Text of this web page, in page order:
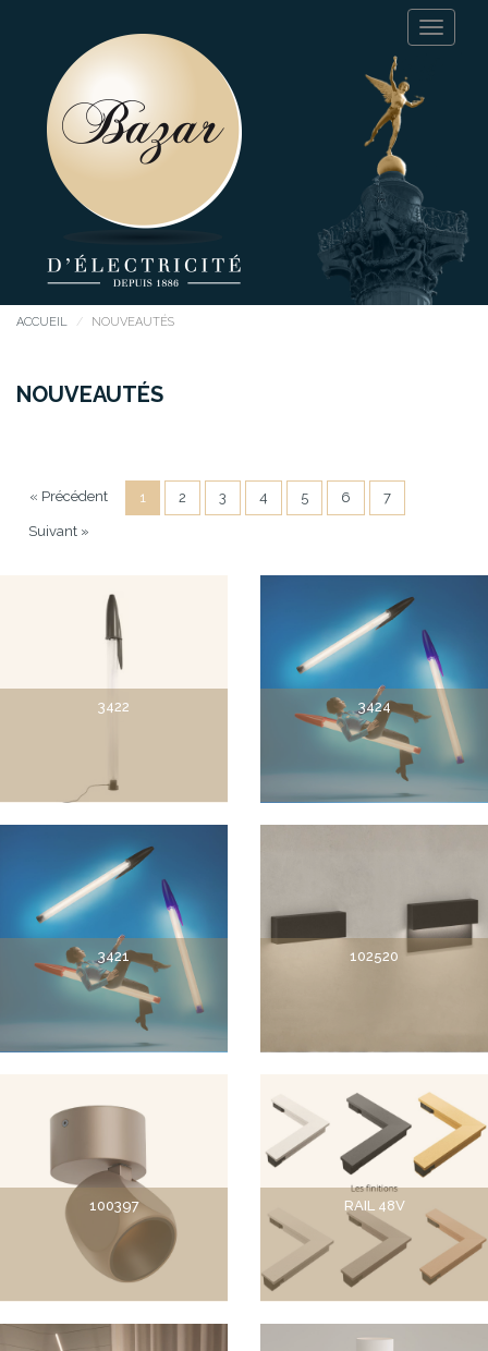
ACCUEIL NOUVEAUTÉS
NOUVEAUTÉS
« Précédent 1 2 3 4 5 6 7
Suivant »
3422 3424
3421 102520
100397 RAIL 48V